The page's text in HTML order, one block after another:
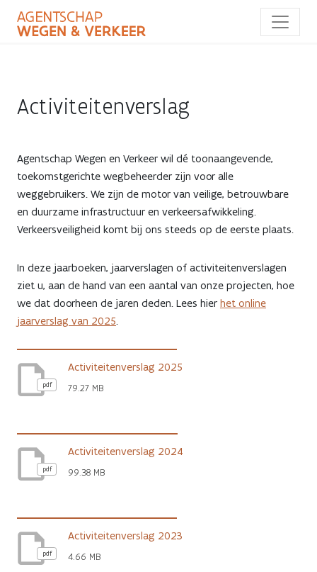
naar
Activiteitenverslag
Agentschap Wegen en Verkeer wil dé toonaangevende,
toekomstgerichte wegbeheerder zijn voor alle
weggebruikers. We zijn de motor van veilige, betrouwbare
en duurzame infrastructuur en verkeersafwikkeling.
Verkeersveiligheid komt bij ons steeds op de eerste plaats.
In deze jaarboeken, jaarverslagen of activiteitenverslagen
ziet u, aan de hand van een aantal van onze projecten, hoe
we dat doorheen de jaren deden. Lees hier het online
jaarverslag van 2025
pdf
Activiteitenverslag 2025
79.27 MB
pdf
Activiteitenverslag 2024
99.38 MB
pdf
Activiteitenverslag 2023
4.66 MB